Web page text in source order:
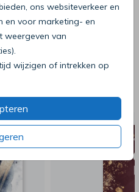
ons websiteverkeer en
en voor marketing- en
weergeven van
wijzigen of intrekken op
ook iets